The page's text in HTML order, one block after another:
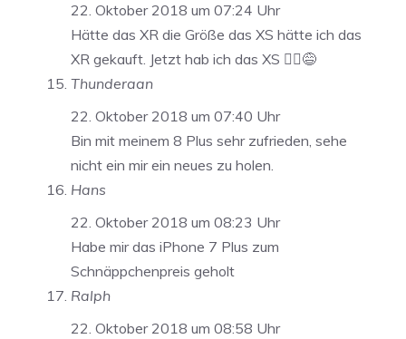
22. Oktober 2018 um 07:24 Uhr
Hätte das XR die Größe das XS hätte ich das
XR gekauft. Jetzt hab ich das XS 🤷‍♂️😅
Thunderaan
22. Oktober 2018 um 07:40 Uhr
Bin mit meinem 8 Plus sehr zufrieden, sehe
nicht ein mir ein neues zu holen.
Hans
22. Oktober 2018 um 08:23 Uhr
Habe mir das iPhone 7 Plus zum
Schnäppchenpreis geholt
Ralph
22. Oktober 2018 um 08:58 Uhr